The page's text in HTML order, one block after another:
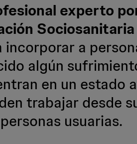
experto
incorporar a
algún
en un estado
trabajar desde
usuarias.